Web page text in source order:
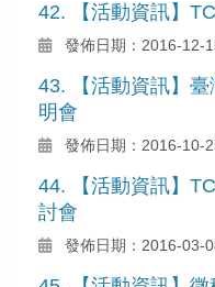
42. 【活動資訊】
發佈日期：2016-12-
43. 【活動資訊】
明會
發佈日期：2016-10-
44. 【活動資訊】
討會
發佈日期：2016-03-